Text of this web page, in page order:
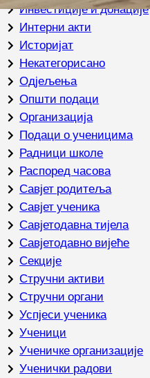
Инвестиције и донације
Интерни акти
Историјат
Некатегорисано
Одјељења
Општи подаци
Организација
Подаци о ученицима
Радници школе
Распоред часова
Савјет родитеља
Савјет ученика
Савјетодавна тијела
Савјетодавно вијеће
Секције
Стручни активи
Стручни органи
Успјеси ученика
Ученици
Ученичке организације
Ученички радови